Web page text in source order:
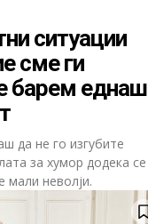
ситуации
сме ги
барем еднаш
да не го изгубите
за хумор додека се
мали неволји.